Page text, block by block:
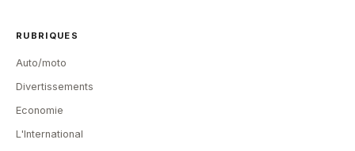
RUBRIQUES
Auto/moto
Divertissements
Economie
L'International